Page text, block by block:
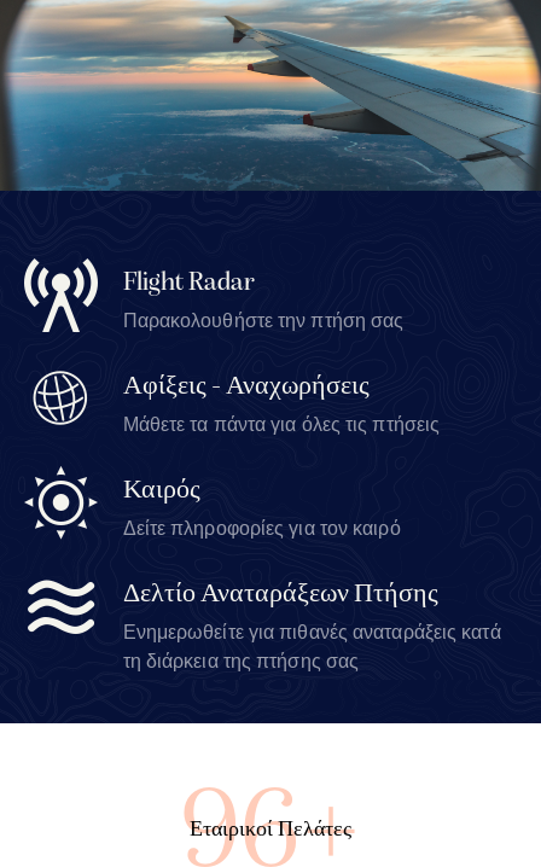
Flight Radar
Παρακολουθήστε την πτήση σας
Αφίξεις - Αναχωρήσεις
Μάθετε τα πάντα για όλες τις πτήσεις
Καιρός
Δείτε πληροφορίες για τον καιρό
Δελτίο Αναταράξεων Πτήσης
Ενημερωθείτε για πιθανές αναταράξεις κατά
τη διάρκεια της πτήσης σας
100+
Εταιρικοί Πελάτες